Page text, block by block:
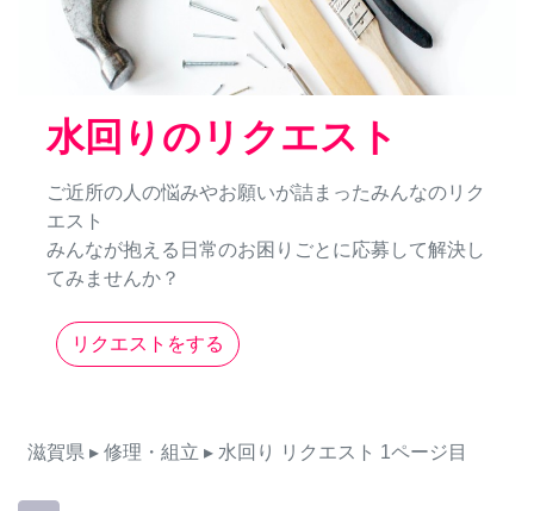
水回りのリクエスト
ご近所の人の悩みやお願いが詰まったみんなのリク
エスト
みんなが抱える日常のお困りごとに応募して解決し
てみませんか？
リクエストをする
滋賀県 ▸ 修理・組立 ▸ 水回り リクエスト 1ページ目